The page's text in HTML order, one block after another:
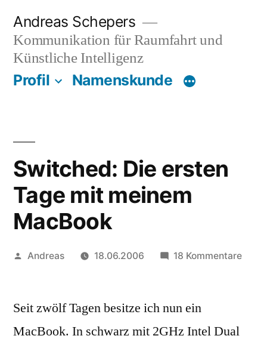
Inhalt
springen
Andreas Schepers
Kommunikation für Raumfahrt und
Künstliche Intelligenz
Profil Namenskunde
Switched: Die ersten
Tage mit meinem
MacBook
Veröffentlicht
Andreas 18.06.2006 18 Kommentarezu
Seit zwölf Tagen besitze ich nun ein
MacBook. In schwarz mit 2GHz Intel Dual